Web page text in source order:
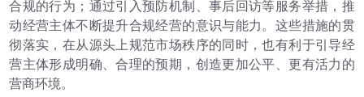
合规的行为；通过引入预防机制、事后回访等服务举措，推
动经营主体不断提升合规经营的意识与能力。这些措施的贯
彻落实，在从源头上规范市场秩序的同时，也有利于引导经
营主体形成明确、合理的预期，创造更加公平、更有活力的
营商环境。